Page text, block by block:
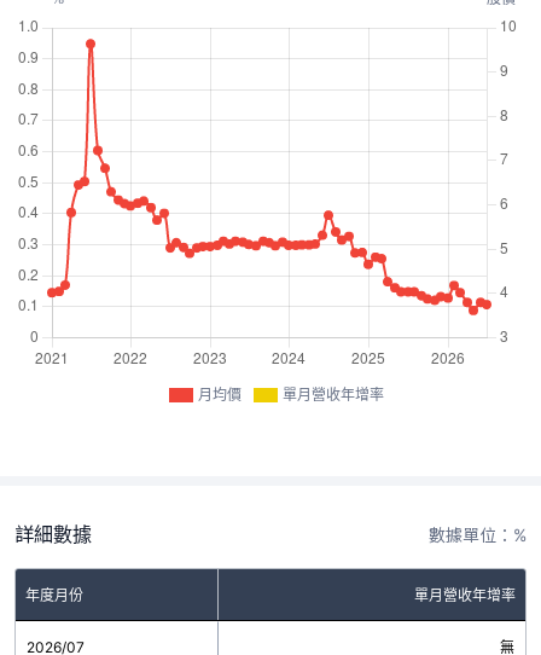
月均價 單月營收年增率
詳細數據 數據單位：%
年度月份 單月營收年增率
2026/07 無